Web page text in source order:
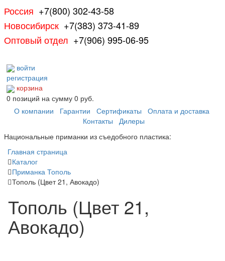
Россия +7(800) 302-43-58
Новосибирск +7(383) 373-41-89
Оптовый отдел +7(906) 995-06-95
войти
регистрация
корзина
0 позиций на сумму 0 руб.
О компании
Гарантии Сертификаты
Оплата и доставка
Контакты
Дилеры
Национальные приманки из съедобного пластика:
Главная страница
Каталог
Приманка Тополь
Тополь (Цвет 21, Авокадо)
Тополь (Цвет 21,
Авокадо)